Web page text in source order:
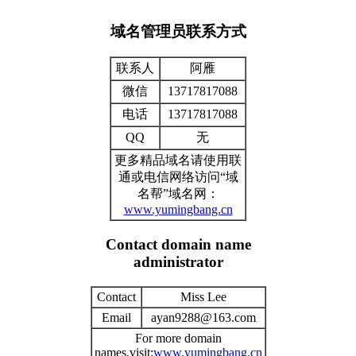
域名管理员联系方式
联系人
阿雁
微信
13717817088
电话
13717817088
QQ
无
更多精品域名请使用联
通或电信网络访问“域
名帮”域名网：
www.yumingbang.cn
Contact domain name
administrator
Contact
Miss Lee
Email
ayan9288@163.com
For more domain
names,visit:www.yumingbang.cn